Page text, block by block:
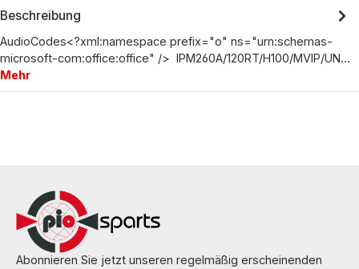
Beschreibung
AudioCodes<?xml:namespace prefix="o" ns="urn:schemas-
microsoft-com:office:office" /> IPM260A/120RT/H100/MVIP/UN…
Mehr
Abonnieren Sie jetzt unseren regelmäßig erscheinenden